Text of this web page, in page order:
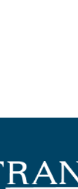
Filtro de aire
8292580P